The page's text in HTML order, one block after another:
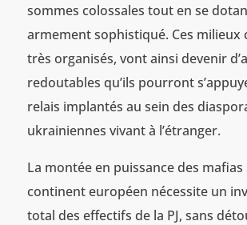
sommes colossales tout en se
armement sophistiqué. Ces milieux
très organisés, vont ainsi devenir
redoutables qu’ils pourront
relais implantés au sein des
ukrainiennes vivant à l’étranger.
La montée en puissance des mafias
continent européen nécessite un
total des effectifs de la PJ, sans